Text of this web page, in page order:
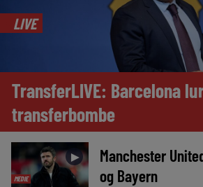
LIVE
TransferLIVE: Barcelona
transferbombe
MEDIE
►
Manchester
og Bayern